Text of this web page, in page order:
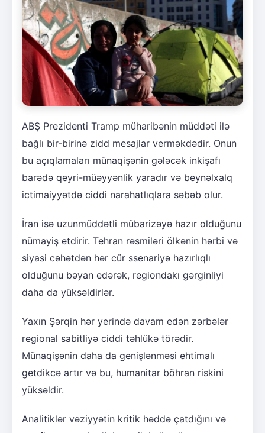
ABŞ Prezidenti Tramp müharibənin müddəti ilə
bağlı bir-birinə zidd mesajlar verməkdədir. Onun
bu açıqlamaları münaqişənin gələcək inkişafı
barədə qeyri-müəyyənlik yaradır və beynəlxalq
ictimaiyyətdə ciddi narahatlıqlara səbəb olur.
İran isə uzunmüddətli mübarizəyə hazır olduğunu
nümayiş etdirir. Tehran rəsmiləri ölkənin hərbi və
siyasi cəhətdən hər cür ssenariyə hazırlıqlı
olduğunu bəyan edərək, regiondakı gərginliyi
daha da yüksəldirlər.
Yaxın Şərqin hər yerində davam edən zərbələr
regional sabitliyə ciddi təhlükə törədir.
Münaqişənin daha da genişlənməsi ehtimalı
getdikcə artır və bu, humanitar böhran riskini
yüksəldir.
Analitiklər vəziyyətin kritik həddə çatdığını və